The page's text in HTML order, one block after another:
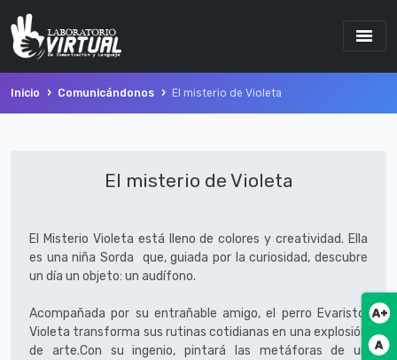
Inicio Comunicándonos El misterio de Violeta
El misterio de Violeta
El Misterio Violeta está lleno de colores y creatividad. Ella
es una niña Sorda que, guiada por la curiosidad, descubre
un día un objeto: un audífono.
Acompañada por su entrañable amigo, el perro Evaristo,
Violeta transforma sus rutinas cotidianas en una explosión
de arte.Con su ingenio, pintará las metáforas de un